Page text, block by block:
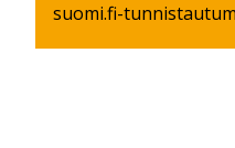
suomi.fi-